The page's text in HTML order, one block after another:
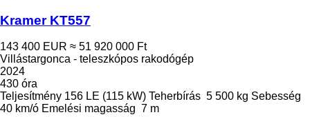
Kramer KT557
143 400 EUR ≈ 51 920 000 Ft
Villástargonca - teleszkópos rakodógép
2024
430 óra
Teljesítmény 156 LE (115 kW) Teherbírás 5 500 kg Sebesség
40 km/ó Emelési magasság 7 m